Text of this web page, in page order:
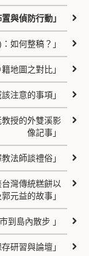
與偵防行動」
如何整稿？」
地圖之對比」
注意的事項」
授的外雙溪影
像記事」
法師談禮俗」
灣傳統糕餅以
郭元益的故事」
到島內散步 」
研習與論壇」